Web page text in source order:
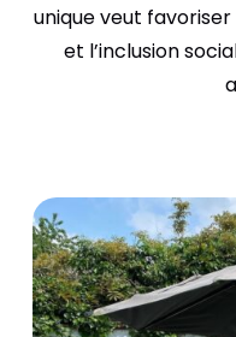
unique veut
et l’inclusion